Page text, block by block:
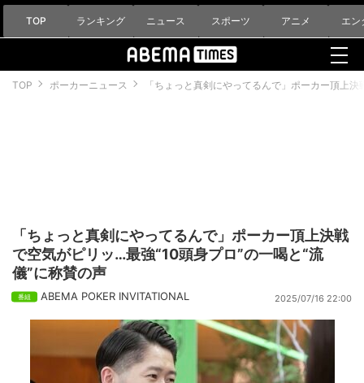
TOP ランキング ニュース スポーツ アニメ エン
TOP ポーカーニュース 「ちょっと真剣にやってるんで」ポーカー頂上
「ちょっと真剣にやってるんで」ポーカー頂上決戦
で空気がピリッ…最強“10頭身プロ”の一喝と“流
儀”に称賛の声
ABEMA POKER INVITATIONAL 2025/07/16 22:00